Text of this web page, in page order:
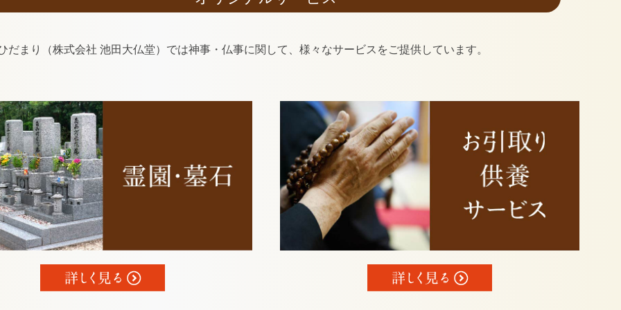
だまり（株式会社 池田大仏堂）では神事・仏事に関して、様々なサービスをご提供しています。